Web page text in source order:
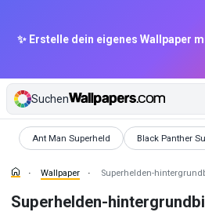
✨ Erstelle dein eigenes Wallpaper
Suchen
Ant Man Superheld
Wallpaper Black Panther
Wallpaper
Wallpaper Superhelden-
Superhelden-